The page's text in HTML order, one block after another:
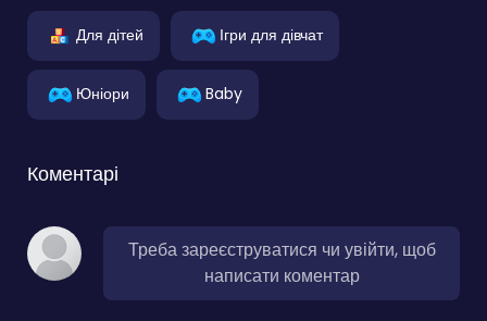
Для дітей Ігри для дівчат
Юніори Baby
Коментарі
Треба зареєструватися чи увійти, щоб
написати коментар